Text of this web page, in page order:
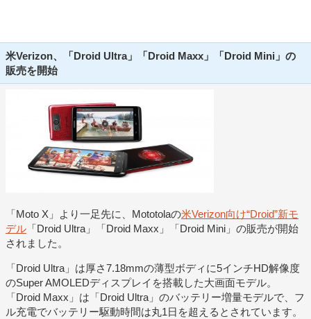
米Verizon、「Droid Ultra」「Droid Maxx」「Droid Mini」の
販売を開始
「Moto X」より一足先に、Mototolaの米Verizon向け“Droid”新モ
デル 「Droid Ultra」「Droid Maxx」「Droid Mini」の販売が開始
されました。
「Droid Ultra」は厚さ7.18mmの薄型ボディに5インチHD解像度
のSuper AMOLEDディスプレイを搭載した大画面モデル。
「Droid Maxx」は「Droid Ultra」のバッテリー増量モデルで、フ
ル充電でバッテリー駆動時間は丸1日を超えるとされています。